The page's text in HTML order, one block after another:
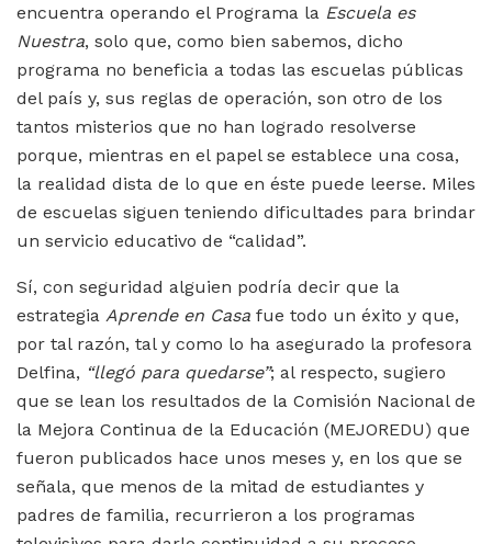
encuentra operando el Programa la Escuela es
Nuestra, solo que, como bien sabemos, dicho
programa no beneficia a todas las escuelas públicas
del país y, sus reglas de operación, son otro de los
tantos misterios que no han logrado resolverse
porque, mientras en el papel se establece una cosa,
la realidad dista de lo que en éste puede leerse. Miles
de escuelas siguen teniendo dificultades para brindar
un servicio educativo de “calidad”.
Sí, con seguridad alguien podría decir que la
estrategia Aprende en Casa fue todo un éxito y que,
por tal razón, tal y como lo ha asegurado la profesora
Delfina, “llegó para quedarse”; al respecto, sugiero
que se lean los resultados de la Comisión Nacional de
la Mejora Continua de la Educación (MEJOREDU) que
fueron publicados hace unos meses y, en los que se
señala, que menos de la mitad de estudiantes y
padres de familia, recurrieron a los programas